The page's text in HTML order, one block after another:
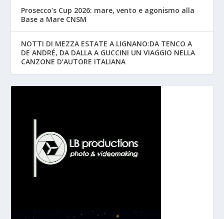
Prosecco’s Cup 2026: mare, vento e agonismo alla
Base a Mare CNSM
NOTTI DI MEZZA ESTATE A LIGNANO:DA TENCO A
DE ANDRÉ, DA DALLA A GUCCINI UN VIAGGIO NELLA
CANZONE D’AUTORE ITALIANA